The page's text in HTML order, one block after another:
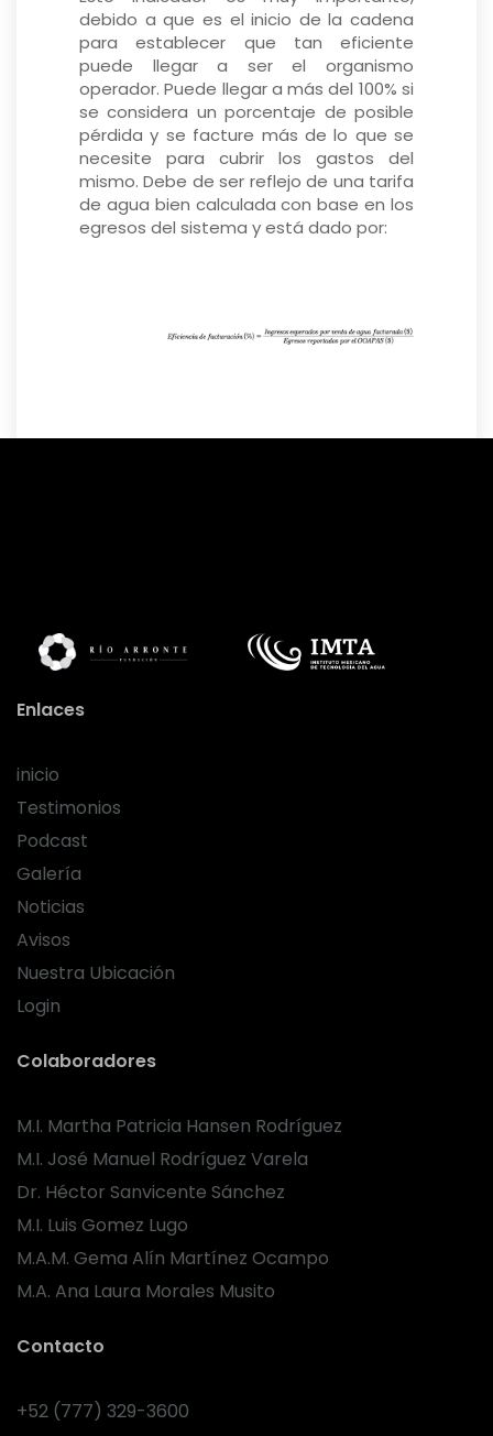
debido a que es el inicio de la cadena
para establecer que tan eficiente
puede llegar a ser el organismo
operador. Puede llegar a más del 100% si
se considera un porcentaje de posible
pérdida y se facture más de lo que se
necesite para cubrir los gastos del
mismo. Debe de ser reflejo de una tarifa
de agua bien calculada con base en los
egresos del sistema y está dado por:
Enlaces
inicio
Testimonios
Podcast
Galería
Noticias
Avisos
Nuestra Ubicación
Login
Colaboradores
M.I. Martha Patricia Hansen Rodríguez
M.I. José Manuel Rodríguez Varela
Dr. Héctor Sanvicente Sánchez
M.I. Luis Gomez Lugo
M.A.M. Gema Alín Martínez Ocampo
M.A. Ana Laura Morales Musito
Contacto
+52 (777) 329-3600